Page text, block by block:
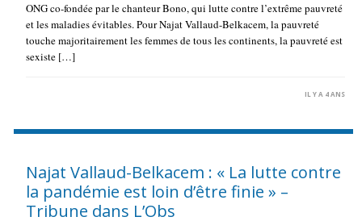
ONG co-fondée par le chanteur Bono, qui lutte contre l’extrême pauvreté
et les maladies évitables. Pour Najat Vallaud-Belkacem, la pauvreté
touche majoritairement les femmes de tous les continents, la pauvreté est
sexiste […]
IL Y A 4 ANS
Najat Vallaud-Belkacem : « La lutte contre
la pandémie est loin d’être finie » –
Tribune dans L’Obs